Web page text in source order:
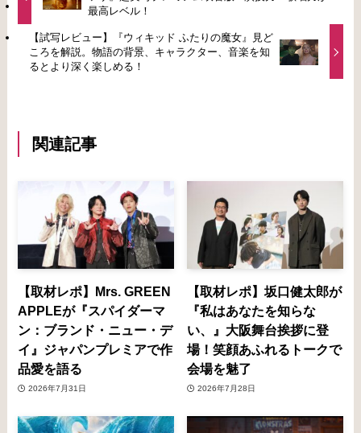
最高レベル！
【試写レビュー】『ウィキッド ふたりの魔女』見ど
ころを解説。物語の背景、キャラクター、音楽を知
るとより深く楽しめる！
関連記事
【取材レポ】Mrs. GREEN
APPLEが『スパイダーマ
ン：ブランド・ニュー・デ
イ』ジャパンプレミアで作
品愛を語る
2026年7月31日
【取材レポ】坂口健太郎が
『私はあなたを知らな
い、』大阪舞台挨拶に登
場！笑顔あふれるトークで
会場を魅了
2026年7月28日